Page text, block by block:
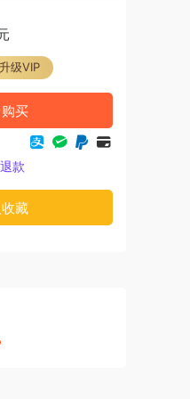
升级VIP
买
款
藏